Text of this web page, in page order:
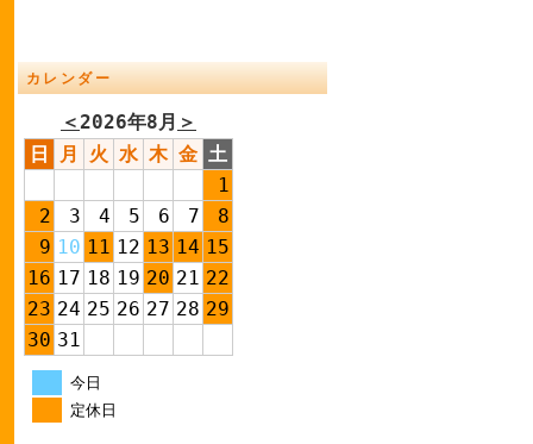
カレンダー
＜ 2026年8月 ＞
日
月 火 水 木 金 土
1
2
3 4 5 6 7
8
9 10 11 12 13 14 15
16 17 18 19 20 21 22
23 24 25 26 27 28 29
30 31
今日
定休日